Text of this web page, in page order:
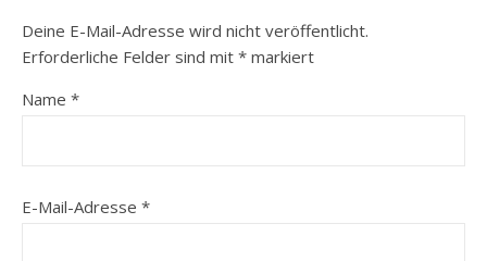
Deine E-Mail-Adresse wird nicht veröffentlicht.
Erforderliche Felder sind mit * markiert
Name *
E-Mail-Adresse *